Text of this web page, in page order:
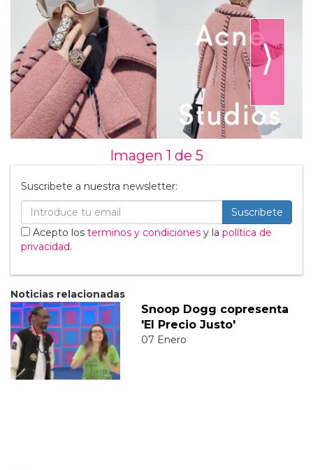
⟩
Imagen 1 de 5
Suscribete a nuestra newsletter:
Suscribete
Acepto los terminos y condiciones y la política de
privacidad.
Noticias relacionadas
Snoop Dogg copresenta
'El Precio Justo'
07 Enero